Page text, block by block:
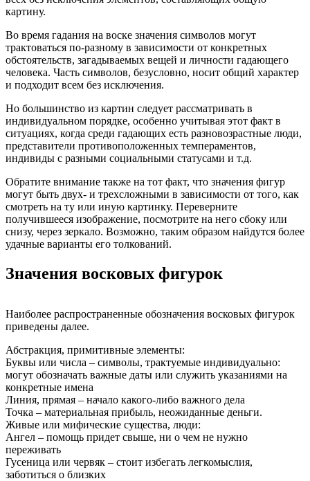
картину.
Во время гадания на воске значения символов могут
трактоваться по-разному в зависимости от конкретных
обстоятельств, загадываемых вещей и личности гадающего
человека. Часть символов, безусловно, носит общий характер
и подходит всем без исключения.
Но большинство из картин следует рассматривать в
индивидуальном порядке, особенно учитывая этот факт в
ситуациях, когда среди гадающих есть разновозрастные люди,
представители противоположенных темпераментов,
индивиды с разными социальными статусами и т.д.
Обратите внимание также на тот факт, что значения фигур
могут быть двух- и трехсложными в зависимости от того, как
смотреть на ту или иную картинку. Переверните
получившееся изображение, посмотрите на него сбоку или
снизу, через зеркало. Возможно, таким образом найдутся более
удачные варианты его толкований.
Значения восковых фигурок
Наиболее распространенные обозначения восковых фигурок
приведены далее.
Абстракция, примитивные элементы:
Буквы или числа – символы, трактуемые индивидуально:
могут обозначать важные даты или служить указаниями на
конкретные имена
Линия, прямая – начало какого-либо важного дела
Точка – материальная прибыль, неожиданные деньги.
Живые или мифические существа, люди:
Ангел – помощь придет свыше, ни о чем не нужно
переживать
Гусеница или червяк – стоит избегать легкомыслия,
заботиться о близких